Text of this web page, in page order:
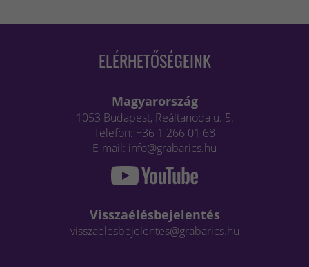
ELÉRHETŐSÉGEINK
Magyarország
1053 Budapest, Reáltanoda u. 5.
Telefon: +36 1 266 01 68
E-mail: info@grabarics.hu
Visszaélésbejelentés
visszaelesbejelentes@grabarics.hu